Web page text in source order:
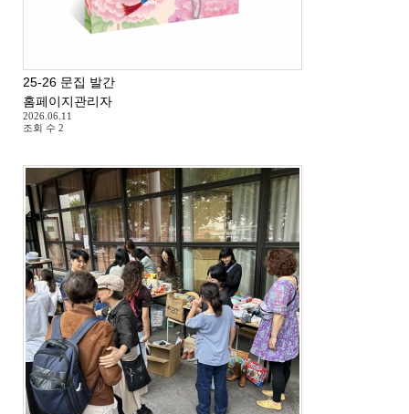
25-26 문집 발간
홈페이지관리자
2026.06.11
조회 수 2